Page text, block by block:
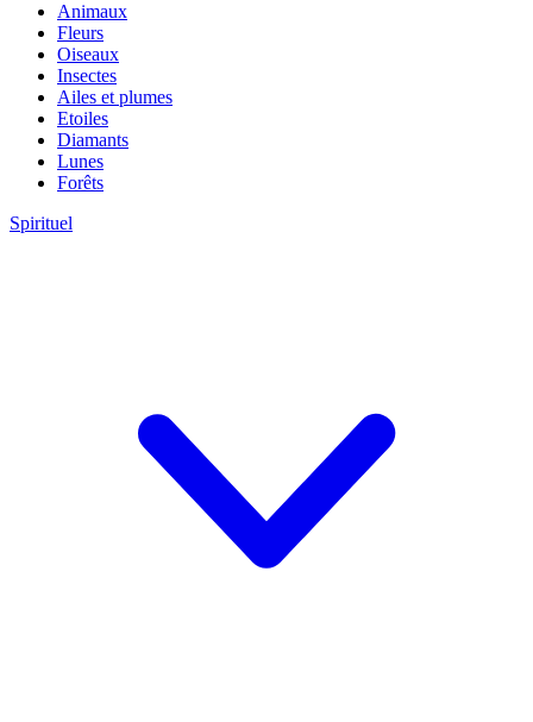
Animaux
Fleurs
Oiseaux
Insectes
Ailes et plumes
Etoiles
Diamants
Lunes
Forêts
Spirituel